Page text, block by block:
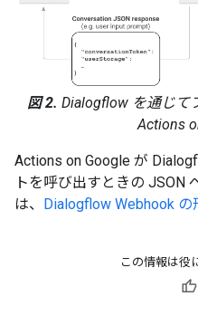
図 2. Dialogflow を通じて
Actions
Actions on Google が
トを呼び出すときの JSON
は、
Dialogflow Webhook の
この情報は役